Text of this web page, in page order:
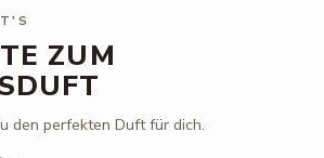
ZUM
den perfekten Duft für dich.